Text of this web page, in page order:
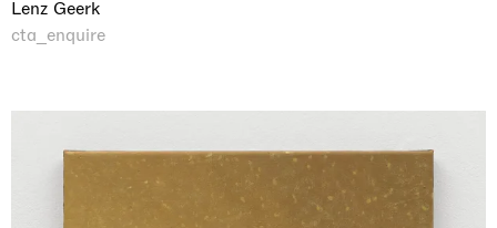
Lenz Geerk
cta_enquire